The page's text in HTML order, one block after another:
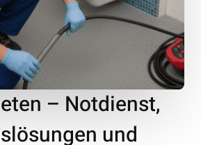
– Notdienst,
und